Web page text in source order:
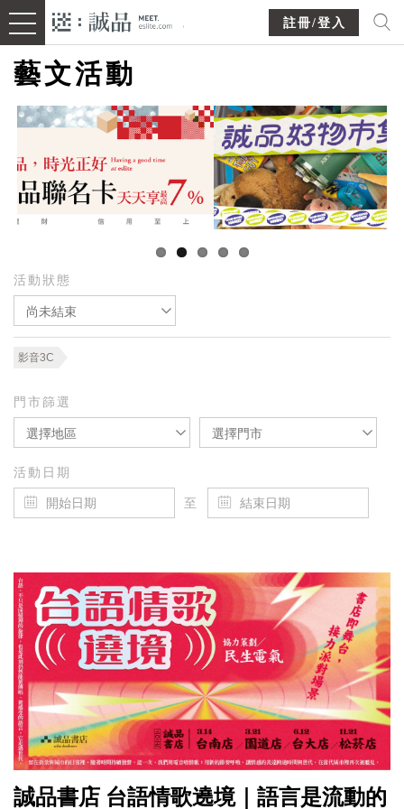
註冊/登入
藝文活動
活動狀態
尚未結束
影音3C
門市篩選
選擇地區 選擇門市
活動日期
至
誠品書店 台語情歌遶境｜語言是流動的